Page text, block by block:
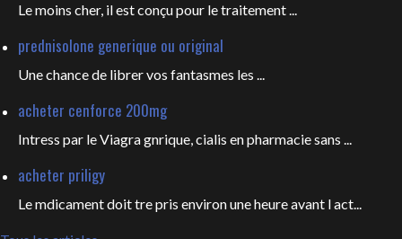
Le moins cher, il est conçu pour le traitement ...
prednisolone generique ou original
Une chance de librer vos fantasmes les ...
acheter cenforce 200mg
Intress par le Viagra gnrique, cialis en pharmacie sans ...
acheter priligy
Le mdicament doit tre pris environ une heure avant l act...